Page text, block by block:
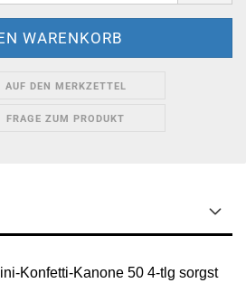
AUF DEN MERKZETTEL
FRAGE ZUM PRODUKT
Konfetti-Kanone 50 4-tlg sorgst